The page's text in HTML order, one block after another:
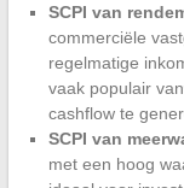
SCPI van
commerciële
regelmatige
vaak populair
cashflow te
SCPI van
met een hoog